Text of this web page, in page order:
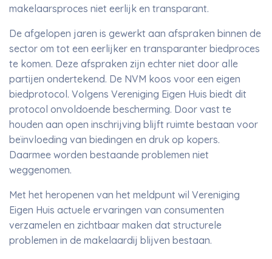
makelaarsproces niet eerlijk en transparant.
De afgelopen jaren is gewerkt aan afspraken binnen de
sector om tot een eerlijker en transparanter biedproces
te komen. Deze afspraken zijn echter niet door alle
partijen ondertekend. De NVM koos voor een eigen
biedprotocol. Volgens Vereniging Eigen Huis biedt dit
protocol onvoldoende bescherming. Door vast te
houden aan open inschrijving blijft ruimte bestaan voor
beïnvloeding van biedingen en druk op kopers.
Daarmee worden bestaande problemen niet
weggenomen.
Met het heropenen van het meldpunt wil Vereniging
Eigen Huis actuele ervaringen van consumenten
verzamelen en zichtbaar maken dat structurele
problemen in de makelaardij blijven bestaan.